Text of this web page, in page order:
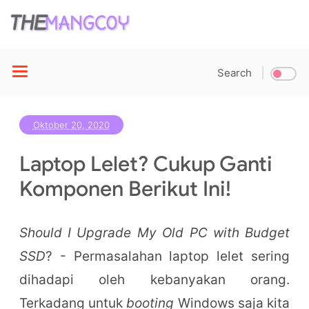
Search
Oktober 20, 2020
Laptop Lelet? Cukup Ganti
Komponen Berikut Ini!
Should I Upgrade My Old PC with Budget
SSD? - Permasalahan laptop lelet sering
dihadapi oleh kebanyakan orang.
Terkadang untuk booting Windows saja kita